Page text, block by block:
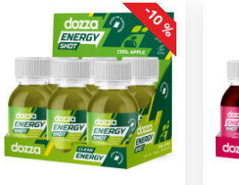
-10 %